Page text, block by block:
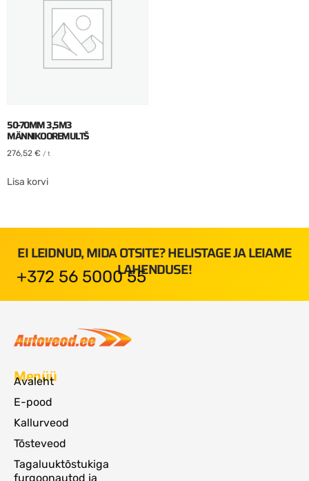
50-70MM 3,5M3
MÄNNIKOOREMULTŠ
276,52 € / t
Lisa korvi
EI LEIDNUD, MIDA OTSITE? HELISTAGE JA LEIAME
LAHENDUSE!
+372 56 5000 55
Menüü
Avaleht
E-pood
Kallurveod
Tõsteveod
Tagaluuktõstukiga
furgoonautod ja